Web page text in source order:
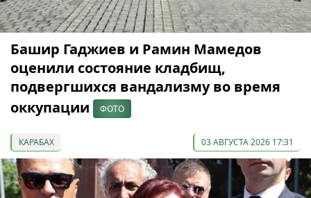
Башир Гаджиев и Рамин Мамедов
оценили состояние кладбищ,
подвергшихся вандализму во время
оккупации
ФОТО
КАРАБАХ 03 АВГУСТА 2026 17:31